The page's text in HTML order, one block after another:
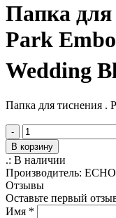
Папка для
Park
Wedding
Папка для тиснения .
-
В корзину
.: В наличии
Производитель:
Отзывы
Оставьте первый
Имя *